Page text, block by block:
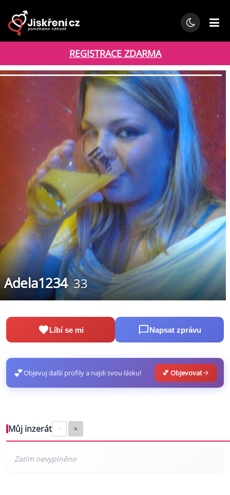
REGISTRACE ZDARMA
Adela1234 33
Líbí se mi Napsat zprávu
💕Objevuj další profily a najdi svou lásku! 💕 Objevovat
Můj inzerát < >